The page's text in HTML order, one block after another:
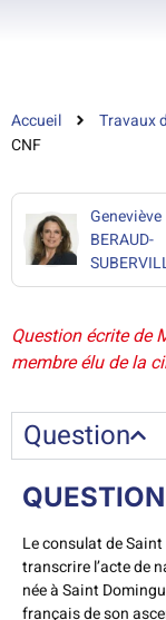
Accueil Travaux
CNF
Geneviève
BERAUD-
Question écrite de
membre élu de la
Question
QUESTION
Le consulat de
transcrire l’acte de
née à Saint
français de son